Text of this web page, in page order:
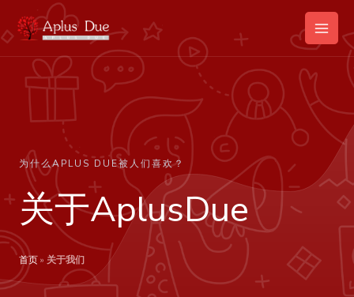
至
内
Main
为什么APLUS DUE被人们喜欢？
关于AplusDue
首页» 关于我们